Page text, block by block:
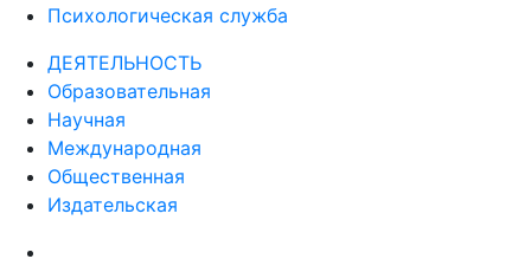
Психологическая служба
ДЕЯТЕЛЬНОСТЬ
Образовательная
Научная
Международная
Общественная
Издательская